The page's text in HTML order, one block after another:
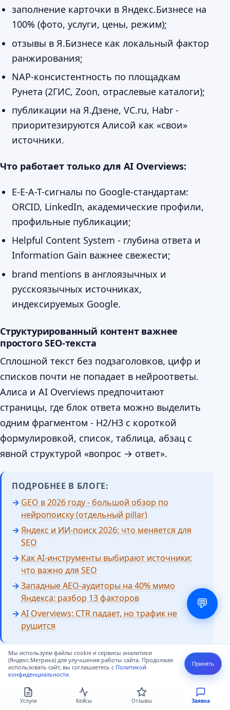
заполнение карточки в Яндекс.Бизнесе на
100% (фото, услуги, цены, режим);
отзывы в Я.Бизнесе как локальный фактор
ранжирования;
NAP-консистентность по площадкам
Рунета (2ГИС, Zoon, отраслевые каталоги);
публикации на Я.Дзене, VC.ru, Habr -
приоритезируются Алисой как «свои»
источники.
Что работает только для AI Overviews:
E-E-A-T-сигналы по Google-стандартам:
ORCID, LinkedIn, академические профили,
профильные публикации;
Helpful Content System - глубина ответа и
Information Gain важнее свежести;
brand mentions в англоязычных и
русскоязычных источниках,
индексируемых Google.
Структурированный контент важнее
простого SEO-текста
Сплошной текст без подзаголовков, цифр и
списков почти не попадает в нейроответы.
Алиса и AI Overviews предпочитают
страницы, где блок ответа можно выделить
одним фрагментом - H2/H3 с короткой
формулировкой, список, таблица, абзац с
явной структурой «вопрос → ответ».
ПОДРОБНЕЕ В БЛОГЕ:
GEO в 2026 году - большой обзор по
нейропоиску (отдельный pillar)
Яндекс и ИИ-поиск 2026: что меняется для
SEO
Как AI-инструменты выбирают источники:
что важно для SEO
Западные AEO-аудиторы на 40% мимо
Яндекса: разбор 13 факторов
AI Overviews: CTR падает, но трафик не
рушится
Яндекс и Google в 2026 году: разные
акценты
Услуги Кейсы Отзывы Заявка
Мы используем файлы cookie и сервисы аналитики
(Яндекс.Метрика) для улучшения работы сайта. Продолжая
использовать сайт, вы соглашаетесь с Политикой
конфиденциальности.
Принять
💬